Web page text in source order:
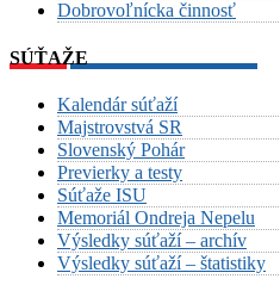
Dobrovoľnícka činnosť
SÚŤAŽE
Kalendár súťaží
Majstrovstvá SR
Slovenský Pohár
Previerky a testy
Súťaže ISU
Memoriál Ondreja Nepelu
Výsledky súťaží – archív
Výsledky súťaží – štatistiky